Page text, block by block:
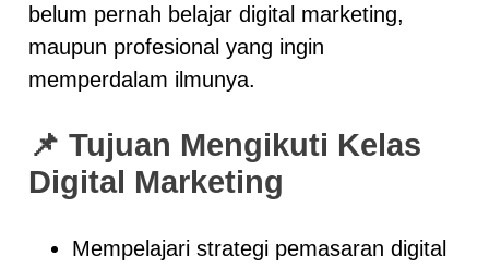
belum pernah belajar digital marketing,
maupun profesional yang ingin
memperdalam ilmunya.
📌 Tujuan Mengikuti Kelas
Digital Marketing
Mempelajari strategi pemasaran digital